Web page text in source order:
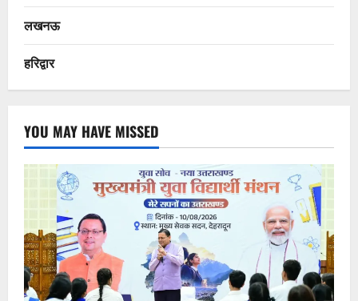
लखनऊ
हरिद्वार
YOU MAY HAVE MISSED